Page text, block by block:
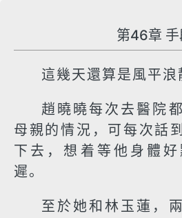
第46章 手
這幾天還算是風平浪
趙曉曉每次去醫院
母親的情況，可每次話
下去，想着等他身體
遲。
至於她和林玉蓮，